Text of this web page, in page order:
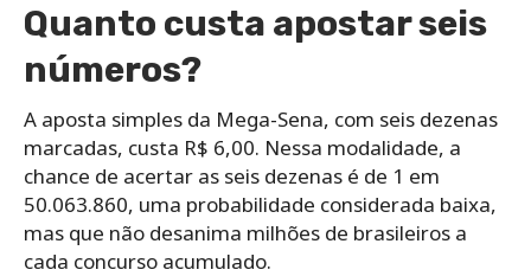
Quanto custa apostar seis
números?
A aposta simples da Mega-Sena, com seis dezenas
marcadas, custa R$ 6,00. Nessa modalidade, a
chance de acertar as seis dezenas é de 1 em
50.063.860, uma probabilidade considerada baixa,
mas que não desanima milhões de brasileiros a
cada concurso acumulado.